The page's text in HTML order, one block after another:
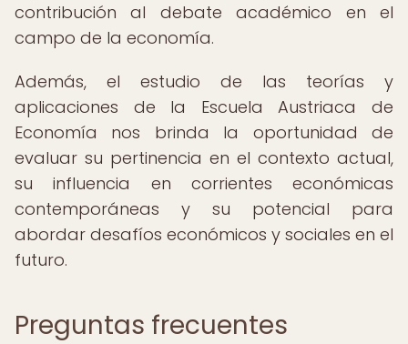
contribución al debate académico en el
campo de la economía.
Además, el estudio de las teorías y
aplicaciones de la Escuela Austriaca de
Economía nos brinda la oportunidad de
evaluar su pertinencia en el contexto actual,
su influencia en corrientes económicas
contemporáneas y su potencial para
abordar desafíos económicos y sociales en el
futuro.
Preguntas frecuentes